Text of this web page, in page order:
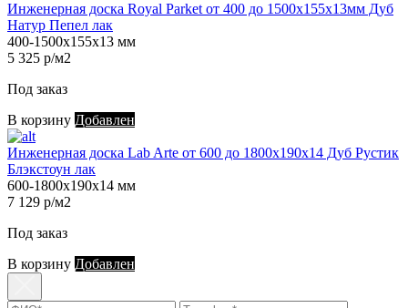
Инженерная доска Royal Parket от 400 до 1500х155х13мм Дуб
Натур Пепел лак
400-1500х155х13 мм
5 325 р/м2
Под заказ
В корзину Добавлен
Инженерная доска Lab Arte от 600 до 1800х190х14 Дуб Рустик
Блэкстоун лак
600-1800х190х14 мм
7 129 р/м2
Под заказ
В корзину Добавлен